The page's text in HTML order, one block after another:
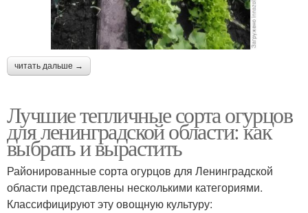
читать дальше →
Лучшие тепличные сорта огурцов
для ленинградской области: как
выбрать и вырастить
Районированные сорта огурцов для Ленинградской
области представлены несколькими категориями.
Классифицируют эту овощную культуру: